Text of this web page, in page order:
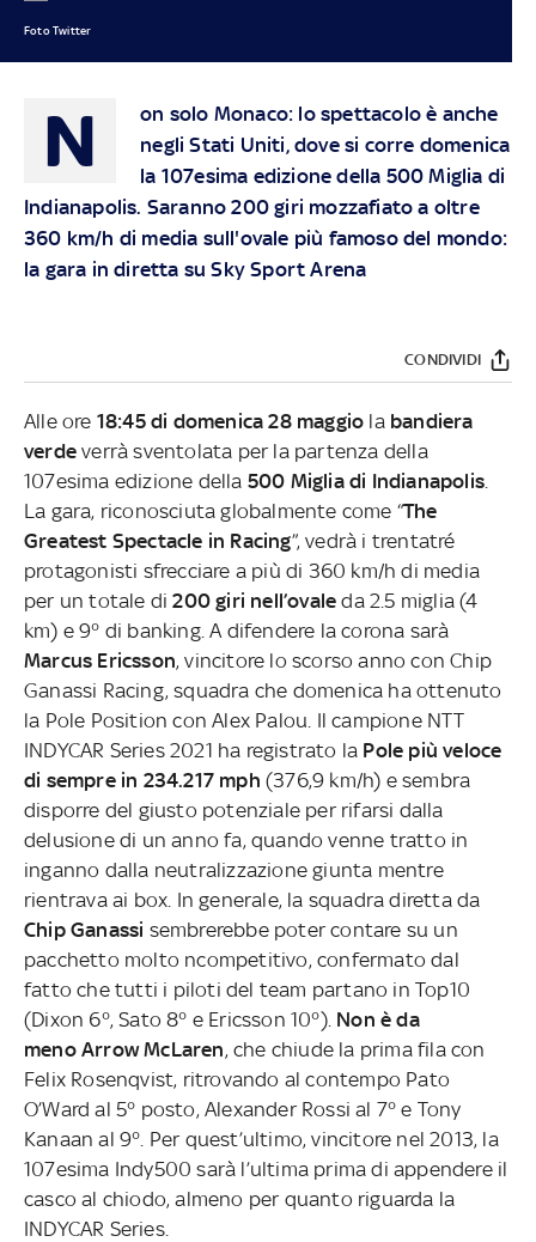
Foto Twitter
N
on solo Monaco: lo spettacolo è anche
negli Stati Uniti, dove si corre domenica
la 107esima edizione della 500 Miglia di
Indianapolis. Saranno 200 giri mozzafiato a oltre
360 km/h di media sull'ovale più famoso del mondo:
la gara in diretta su Sky Sport Arena
CONDIVIDI
Alle ore 18:45 di domenica 28 maggio la bandiera
verde verrà sventolata per la partenza della
107esima edizione della 500 Miglia di Indianapolis
La gara, riconosciuta globalmente come “The
Greatest Spectacle in Racing”, vedrà i trentatré
protagonisti sfrecciare a più di 360 km/h di media
per un totale di 200 giri nell’ovale da 2.5 miglia (4
km) e 9° di banking. A difendere la corona sarà
Marcus Ericsson, vincitore lo scorso anno con Chip
Ganassi Racing, squadra che domenica ha ottenuto
la Pole Position con Alex Palou. Il campione NTT
INDYCAR Series 2021 ha registrato la Pole più veloce
di sempre in 234.217 mph (376,9 km/h) e sembra
disporre del giusto potenziale per rifarsi dalla
delusione di un anno fa, quando venne tratto in
inganno dalla neutralizzazione giunta mentre
rientrava ai box. In generale, la squadra diretta da
Chip Ganassi sembrerebbe poter contare su un
pacchetto molto ncompetitivo, confermato dal
fatto che tutti i piloti del team partano in Top10
(Dixon 6°, Sato 8° e Ericsson 10°). Non è da
meno Arrow McLaren, che chiude la prima fila con
Felix Rosenqvist, ritrovando al contempo Pato
O’Ward al 5° posto, Alexander Rossi al 7° e Tony
Kanaan al 9°. Per quest’ultimo, vincitore nel 2013, la
107esima Indy500 sarà l’ultima prima di appendere il
casco al chiodo, almeno per quanto riguarda la
INDYCAR Series.